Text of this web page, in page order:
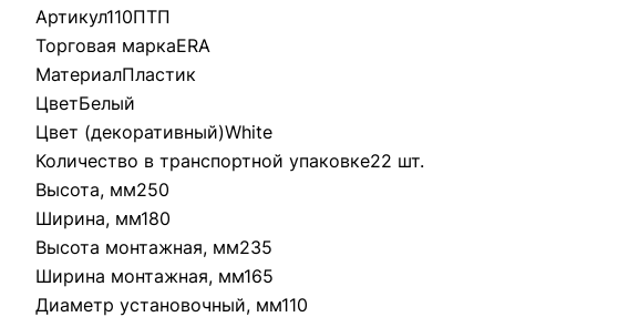
Артикул110ПТП
Торговая маркаERA
МатериалПластик
ЦветБелый
Цвет (декоративный)White
Количество в транспортной упаковке22 шт.
Высота, мм250
Ширина, мм180
Высота монтажная, мм235
Ширина монтажная, мм165
Диаметр установочный, мм110